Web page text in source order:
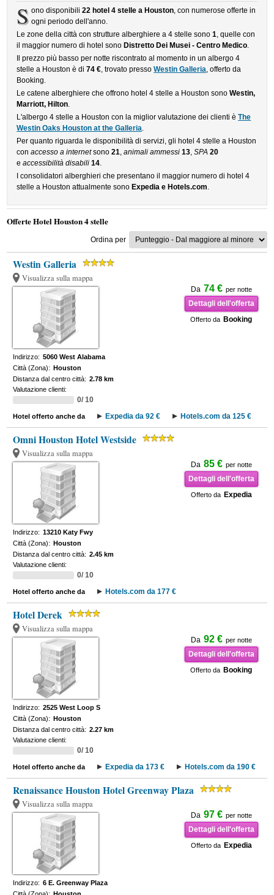
S ono disponibili 22 hotel 4 stelle a Houston, con numerose offerte in
ogni periodo dell'anno.
Le zone della città con strutture alberghiere a 4 stelle sono1, quelle con
il maggior numero di hotel sono Distretto Dei Musei - Centro Medico.
Il prezzo più basso per notte riscontrato al momento in un albergo 4
stelle a Houston è di74 €, trovato pressoWestin Galleria, offerto da
Booking.
Le catene alberghiere che offrono hotel 4 stelle a Houston sonoWestin,
Marriott, Hilton.
L'albergo 4 stelle a Houston con la miglior valutazione dei clienti èThe
Westin Oaks Houston at the Galleria.
Per quanto riguarda le disponibilità di servizi, gli hotel 4 stelle a Houston
conaccesso a internetsono21,animali ammessi 13,SPA 20
eaccessibilità disabili 14.
I consolidatori alberghieri che presentano il maggior numero di hotel 4
stelle a Houston attualmente sono Expedia e Hotels.com.
Offerte Hotel Houston 4 stelle
Ordina per
Westin Galleria
Visualizza sulla mappa
Da 74 € per notte
Dettagli dell'offerta
Offerto da Booking
Indirizzo: 5060 West Alabama
Città (Zona): Houston
Distanza dal centro città: 2.78 km
Valutazione clienti:
0/ 10
Hotel offerto anche da Expedia da 92 € Hotels.com da 125 €
Omni Houston Hotel Westside
Visualizza sulla mappa
Da 85 € per notte
Dettagli dell'offerta
Offerto da Expedia
Indirizzo: 13210 Katy Fwy
Città (Zona): Houston
Distanza dal centro città: 2.45 km
Valutazione clienti:
0/ 10
Hotel offerto anche da Hotels.com da 177 €
Hotel Derek
Visualizza sulla mappa
Da 92 € per notte
Dettagli dell'offerta
Offerto da Booking
Indirizzo: 2525 West Loop S
Città (Zona): Houston
Distanza dal centro città: 2.27 km
Valutazione clienti:
0/ 10
Hotel offerto anche da Expedia da 173 € Hotels.com da 190 €
Renaissance Houston Hotel Greenway Plaza
Visualizza sulla mappa
Da 97 € per notte
Dettagli dell'offerta
Offerto da Expedia
Indirizzo: 6 E. Greenway Plaza